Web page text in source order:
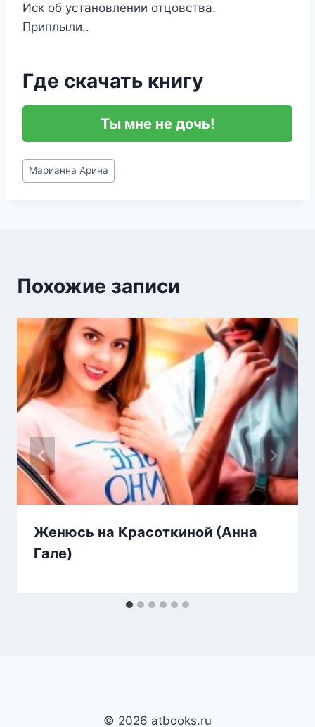
Иск об установлении отцовства.
Приплыли..
Где скачать книгу
Ты мне не дочь!
Метки
записи:
Марианна Арина
Похожие записи
Женюсь на Красоткиной (Анна
Гале)
© 2026 atbooks.ru